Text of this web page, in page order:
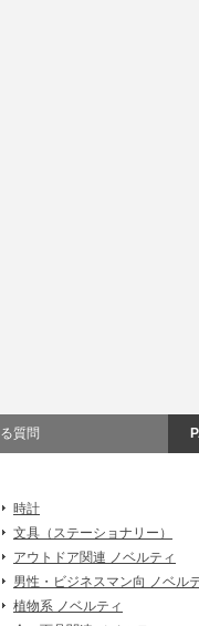
質問
時計
文具（ステーショナリー）
アウトドア関連 ノベルティ
男性・ビジネスマン向 ノベル
植物系 ノベルティ